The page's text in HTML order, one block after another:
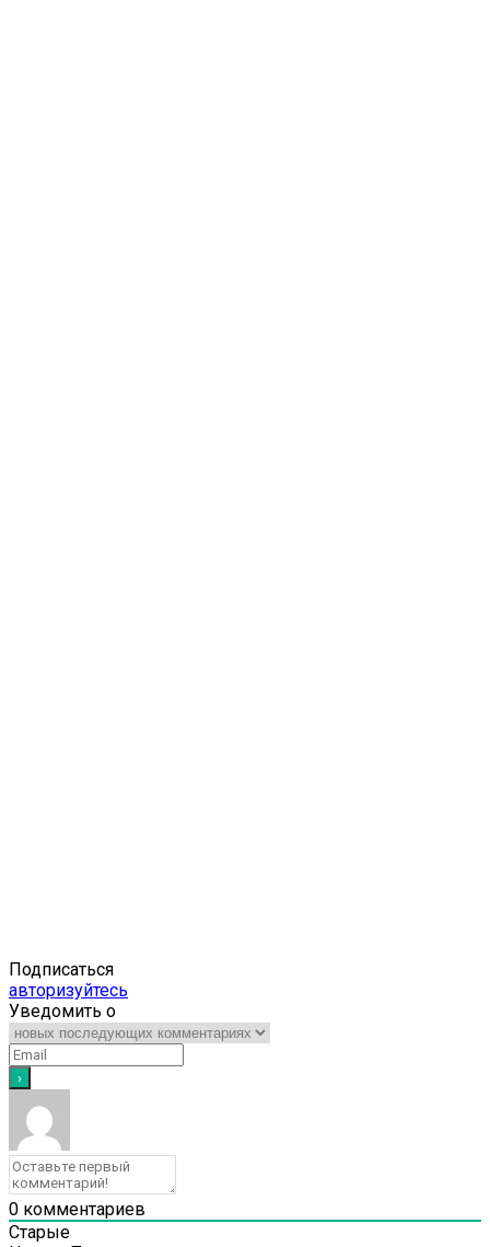
Подписаться
авторизуйтесь
Уведомить о
0 комментариев
Старые